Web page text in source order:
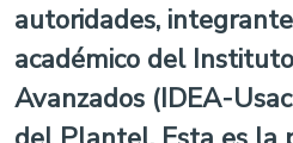
autoridades,
académico del
Avanzados (IDEA-